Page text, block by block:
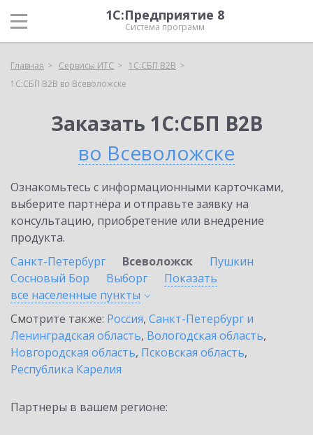
1С:Предприятие 8
Система программ
Главная Сервисы ИТС
1С:СБП B2B
1С:СБП B2B во Всеволожске
Заказать 1С:СБП B2B
во Всеволожске
Ознакомьтесь с информационными карточками,
выберите партнёра и отправьте заявку на
консультацию, приобретение или внедрение
продукта.
Санкт-Петербург
Всеволожск
Пушкин
Сосновый Бор
Выборг
Показать
все населенные пункты
Смотрите также: Россия, Санкт-Петербург и
Ленинградская область, Вологодская область,
Новгородская область, Псковская область,
Республика Карелия
Партнеры в вашем регионе: